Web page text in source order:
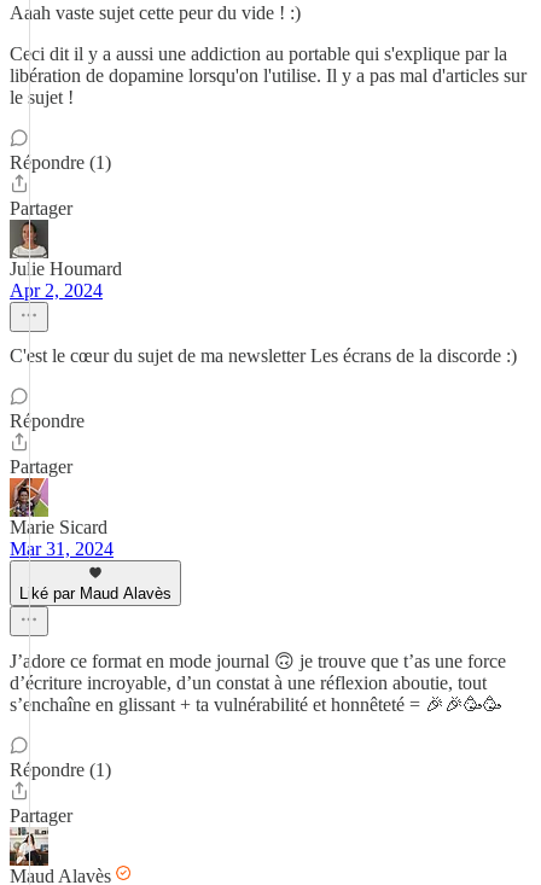
Aaah vaste sujet cette peur du vide ! :)
Ceci dit il y a aussi une addiction au portable qui s'explique par la
libération de dopamine lorsqu'on l'utilise. Il y a pas mal d'articles sur
le sujet !
Répondre (1)
Partager
Julie Houmard
Apr 2, 2024
C'est le cœur du sujet de ma newsletter Les écrans de la discorde :)
Répondre
Partager
Marie Sicard
Mar 31, 2024
Liké par Maud Alavès
J’adore ce format en mode journal 🙃 je trouve que t’as une force
d’écriture incroyable, d’un constat à une réflexion aboutie, tout
s’enchaîne en glissant + ta vulnérabilité et honnêteté = 🎉🎉🥳🥳
Répondre (1)
Partager
Maud Alavès